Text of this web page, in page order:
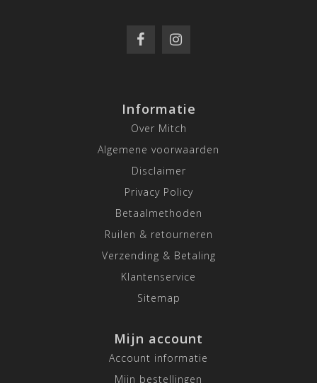
Informatie
Over Mitch
Algemene voorwaarden
Disclaimer
Privacy Policy
Betaalmethoden
Ruilen & retourneren
Verzending & Betaling
Klantenservice
Sitemap
Mijn account
Account informatie
Mijn bestellingen